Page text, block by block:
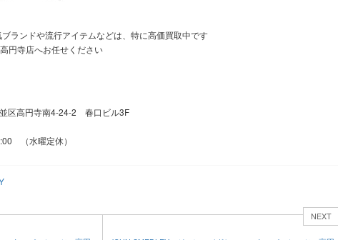
ランドや流行アイテムなどは、特に高価買取中です
円寺店へお任せください
区高円寺南4-24-2 春口ビル3F
（水曜定休）
NEXT